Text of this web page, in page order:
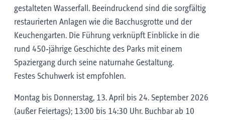
gestalteten Wasserfall. Beeindruckend sind die sorgfältig
restaurierten Anlagen wie die Bacchusgrotte und der
Keuchengarten. Die Führung verknüpft Einblicke in die
rund 450‑jährige Geschichte des Parks mit einem
Spaziergang durch seine naturnahe Gestaltung.
Festes Schuhwerk ist empfohlen.
Montag bis Donnerstag, 13. April bis 24. September 2026
(außer Feiertags); 13:00 bis 14:30 Uhr. Buchbar ab 10